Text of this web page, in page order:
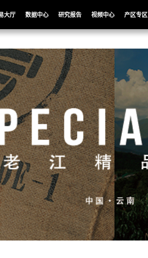
大厅 数据中心 研究报告 视频中心 产区专区